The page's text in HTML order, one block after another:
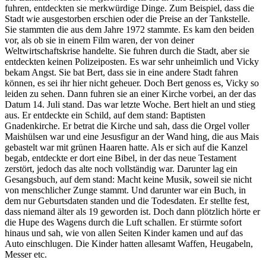
fuhren, entdeckten sie merkwürdige Dinge. Zum Beispiel, dass die
Stadt wie ausgestorben erschien oder die Preise an der Tankstelle.
Sie stammten die aus dem Jahre 1972 stammte. Es kam den beiden
vor, als ob sie in einem Film waren, der von deiner
Weltwirtschaftskrise handelte. Sie fuhren durch die Stadt, aber sie
entdeckten keinen Polizeiposten. Es war sehr unheimlich und Vicky
bekam Angst. Sie bat Bert, dass sie in eine andere Stadt fahren
können, es sei ihr hier nicht geheuer. Doch Bert genoss es, Vicky so
leiden zu sehen. Dann fuhren sie an einer Kirche vorbei, an der das
Datum 14. Juli stand. Das war letzte Woche. Bert hielt an und stieg
aus. Er entdeckte ein Schild, auf dem stand: Baptisten
Gnadenkirche. Er betrat die Kirche und sah, dass die Orgel voller
Maishülsen war und eine Jesusfigur an der Wand hing, die aus Mais
gebastelt war mit grünen Haaren hatte. Als er sich auf die Kanzel
begab, entdeckte er dort eine Bibel, in der das neue Testament
zerstört, jedoch das alte noch vollständig war. Darunter lag ein
Gesangsbuch, auf dem stand: Macht keine Musik, soweil sie nicht
von menschlicher Zunge stammt. Und darunter war ein Buch, in
dem nur Geburtsdaten standen und die Todesdaten. Er stellte fest,
dass niemand älter als 19 geworden ist. Doch dann plötzlich hörte er
die Hupe des Wagens durch die Luft schallen. Er stürmte sofort
hinaus und sah, wie von allen Seiten Kinder kamen und auf das
Auto einschlugen. Die Kinder hatten allesamt Waffen, Heugabeln,
Messer etc.